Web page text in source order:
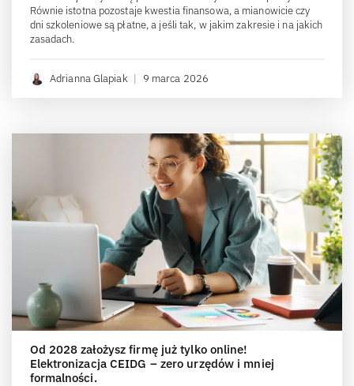
Równie istotna pozostaje kwestia finansowa, a mianowicie czy
dni szkoleniowe są płatne, a jeśli tak, w jakim zakresie i na jakich
zasadach.
Adrianna Glapiak | 9 marca 2026
Od 2028 założysz firmę już tylko online!
Elektronizacja CEIDG – zero urzędów i mniej
formalności.